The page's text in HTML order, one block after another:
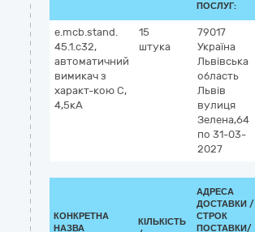
ПОСЛУГ:
e.mcb.stand.
45.1.c32,
автоматичний
вимикач з
характ-кою С,
4,5кА
15
штука
79017
Україна
Львівська
область
Львів
вулиця
Зелена,64
по 31-03-
2027
КОНКРЕТНА
НАЗВА
КІЛЬКІСТЬ
АДРЕСА
ДОСТАВКИ /
СТРОК
ПОСТАВКИ/